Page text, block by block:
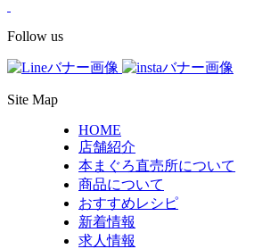
Follow us
Site Map
HOME
店舗紹介
本まぐろ直売所について
商品について
おすすめレシピ
新着情報
求人情報